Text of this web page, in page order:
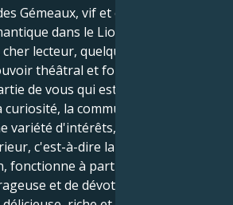
Gémeaux, vif et curieux, éclaire
dans le Lion gouverné par
lecteur, quelqu'un dont
théâtral et follement
de vous qui est orientée vers
la communication et
variété d'intérêts, tandis que
c'est-à-dire la partie de vous
fonctionne à partir d'une position
et de dévotion passionnée.